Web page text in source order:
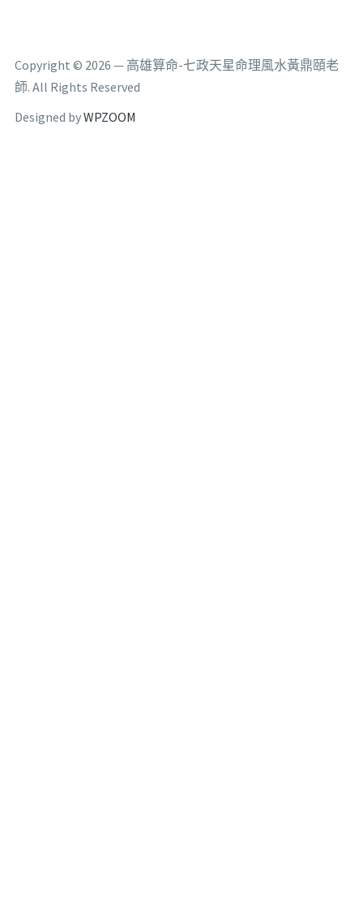
Copyright © 2026 — 高雄算命-七政天星命理風水黃鼎頤老
師. All Rights Reserved
Designed byWPZOOM